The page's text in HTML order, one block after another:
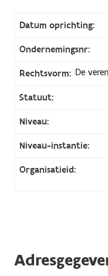
Datum oprichting:
Ondernemingsnr:
Rechtsvorm: De
Statuut:
Niveau:
Niveau-instantie:
Organisatieid: